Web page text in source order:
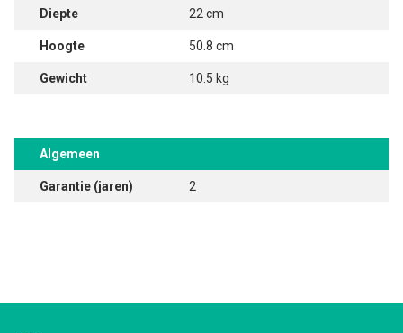
Diepte 22 cm
Hoogte 50.8 cm
Gewicht 10.5 kg
Algemeen
Garantie (jaren) 2